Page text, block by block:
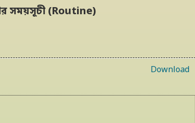
সময়সূচী (Routine)
Download